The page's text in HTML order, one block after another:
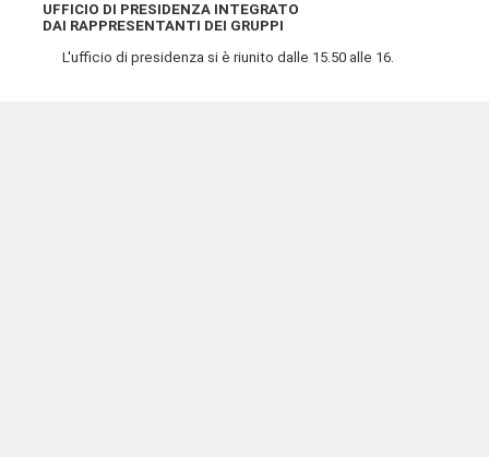
UFFICIO DI PRESIDENZA INTEGRATO
DAI RAPPRESENTANTI DEI GRUPPI
L'ufficio di presidenza si è riunito dalle 15.50 alle 16.